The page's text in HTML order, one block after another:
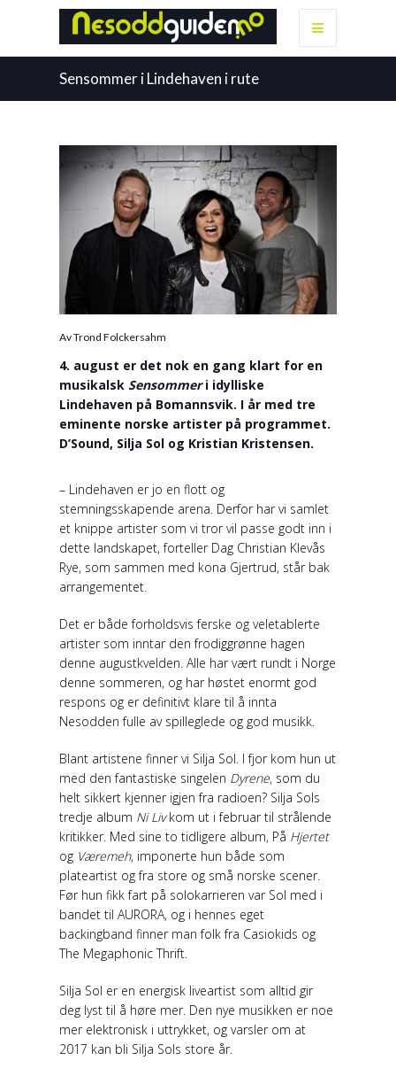
Sensommer i Lindehaven i rute
Av Trond Folckersahm
4. august er det nok en gang klart for en
musikalsk Sensommeri idylliske
Lindehaven på Bomannsvik. I år med tre
eminente norske artister på programmet.
D’Sound, Silja Sol og Kristian Kristensen.
– Lindehaven er jo en flott og
stemningsskapende arena. Derfor har vi samlet
et knippe artister som vi tror vil passe godt inn i
dette landskapet, forteller Dag Christian Klevås
Rye, som sammen med kona Gjertrud, står bak
arrangementet.
Det er både forholdsvis ferske og veletablerte
artister som inntar den frodiggrønne hagen
denne augustkvelden. Alle har vært rundt i Norge
denne sommeren, og har høstet enormt god
respons og er definitivt klare til å innta
Nesodden fulle av spilleglede og god musikk.
Blant artistene finner vi Silja Sol. I fjor kom hun ut
med den fantastiske singelen Dyrene, som du
helt sikkert kjenner igjen fra radioen? Silja Sols
tredje album Ni Livkom ut i februar til strålende
kritikker. Med sine to tidligere album, På Hjertet
og Væremeh, imponerte hun både som
plateartist og fra store og små norske scener.
Før hun fikk fart på solokarrieren var Sol med i
bandet til AURORA, og i hennes eget
backingband finner man folk fra Casiokids og
The Megaphonic Thrift.
Silja Sol er en energisk liveartist som alltid gir
deg lyst til å høre mer. Den nye musikken er noe
mer elektronisk i uttrykket, og varsler om at
2017 kan bli Silja Sols store år.